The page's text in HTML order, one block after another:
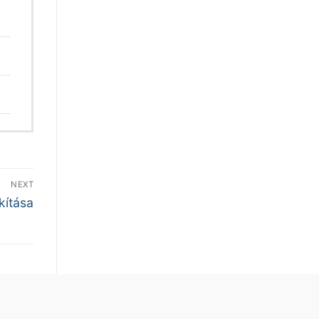
NEXT